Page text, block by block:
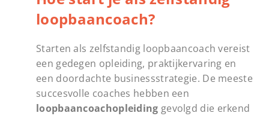
loopbaancoach?
Starten als zelfstandig loopbaancoach vereist
een gedegen opleiding, praktijkervaring en
een doordachte businessstrategie. De meeste
succesvolle coaches hebben een
loopbaancoachopleiding gevolgd die erkend